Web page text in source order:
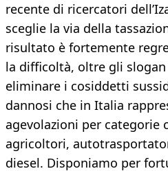
recente di ricercatori
sceglie la via della
risultato è fortemente
la difficoltà, oltre gli
eliminare i cosiddetti
dannosi che in Italia
agevolazioni per categorie
agricoltori,
diesel. Disponiamo per